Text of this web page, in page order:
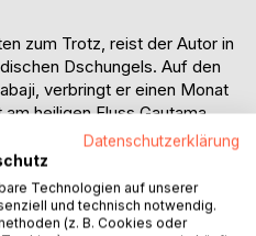
zum Trotz, reist der Autor in
Dschungels. Auf den
verbringt er einen Monat
heiligen Fluss Gautama
Himalayas. In der
Kultur, den spirituellen
Sprache findet er neue
Arbeit, Beruf(ung), Gott und
Horizonts treten auch neue
Datenschutzerklärung
Technologien auf unserer
und technisch notwendig.
(z. B. Cookies oder